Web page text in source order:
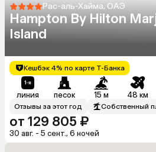
Рас-аль-Хайма, ОАЭ
Hampton By Hilton
Island
Кешбэк 4% по карте Т-Банка
линия песок 15 м 48 км
Отзывы за этот год Собственный
от 129 805 ₽
30 авг. - 5 сент., 6 ночей